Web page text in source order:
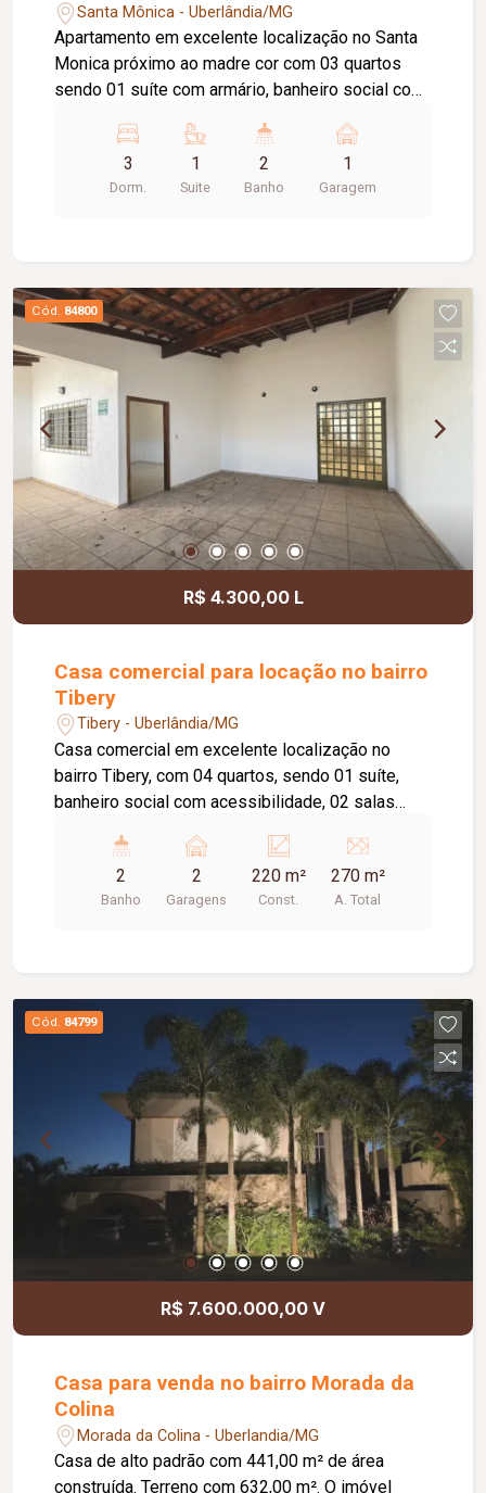
Santa Mônica - Uberlândia/MG
Apartamento em excelente localização no Santa
Monica próximo ao madre cor com 03 quartos
sendo 01 suíte com armário, banheiro social com
estar com sacada, cozinha toda planejada com
armários, área de lavanderia com armário, 01 vaga
de garagem.
3
Dorm.
1
Suite
2
Banho
1
Garagem
Cód. 84800
R$ 4.300,00 L
Casa comercial para locação no bairro
Tibery
Tibery - Uberlândia/MG
Casa comercial em excelente localização no
bairro Tibery, com 04 quartos, sendo 01 suíte,
banheiro social com acessibilidade, 02 salas
cozinha com armário sob a pia, varanda nos
fundos, ducha, 01 banheiro e 01 sala de apoio na
área externa, 02 vagas de garagem cobertas,
demais atividades comerciais.
2
Banho
2
Garagens
220 m²
Const.
270 m²
A. Total
Cód. 84799
R$ 7.600.000,00 V
Casa para venda no bairro Morada da
Colina
Morada da Colina - Uberlandia/MG
Casa de alto padrão com 441,00 m² de área
construída. Terreno com 632,00 m². O imóvel